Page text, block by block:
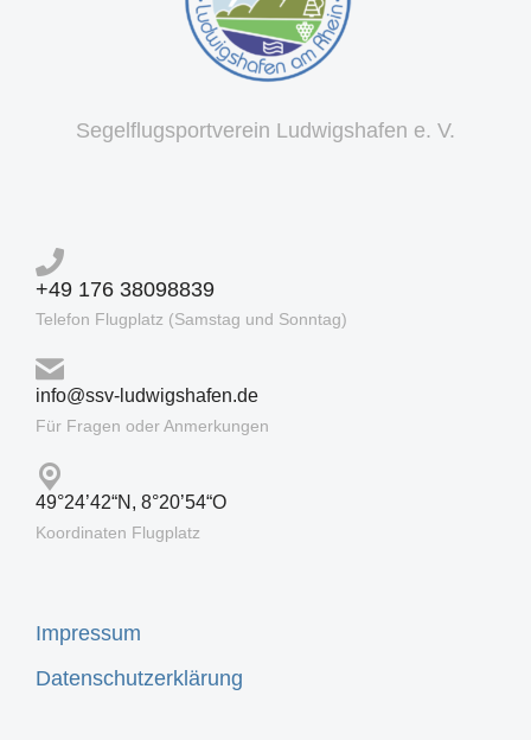
Segelflugsportverein Ludwigshafen e. V.
+49 176 38098839
Telefon Flugplatz (Samstag und Sonntag)
info@ssv-ludwigshafen.de
Für Fragen oder Anmerkungen
49°24’42“N, 8°20’54“O
Koordinaten Flugplatz
Impressum
Datenschutzerklärung